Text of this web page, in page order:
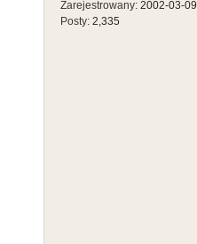
Zarejestrowany: 2002-03-09
Posty: 2,335